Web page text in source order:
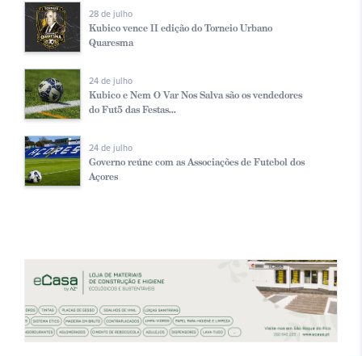
28 de julho
Kubico vence II edição do Torneio Urbano
Quaresma
24 de julho
Kubico e Nem O Var Nos Salva são os vendedores
do Fut5 das Festas...
24 de julho
Governo reúne com as Associações de Futebol dos
Açores